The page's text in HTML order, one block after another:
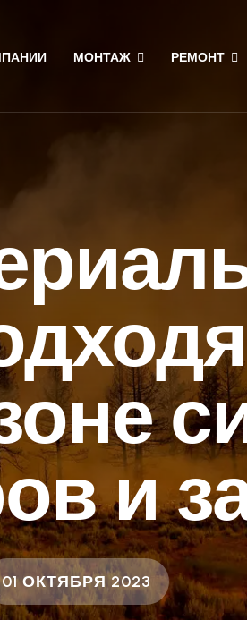
МОНТАЖ РЕМОНТ
и
01 ОКТЯБРЯ 2023